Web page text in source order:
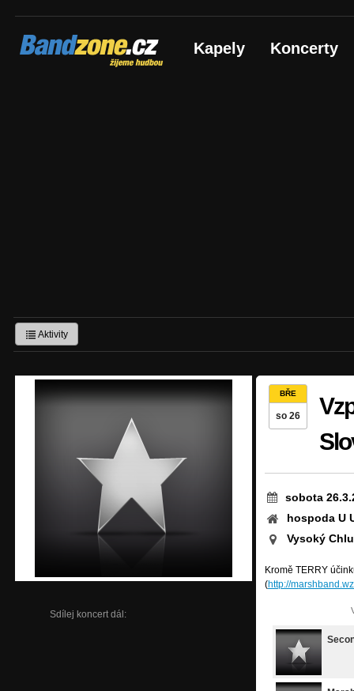
Bandzone.cz
žijeme hudbou Kapely Koncerty
Aktivity
Sdílej koncert dál:
BŘE
so 26
sobota
hospoda U
Vysoký
Kromě TERRY
(http://